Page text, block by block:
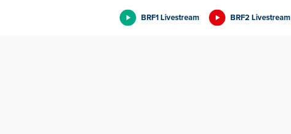
BRF1 Livestream BRF2 Livestream